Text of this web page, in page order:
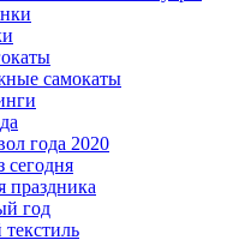
самокаты
года 2020
сегодня
праздника
год